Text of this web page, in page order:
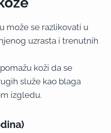
može se razlikovati u
uzrasta i trenutnih
koži da se
služe kao blaga
izgledu.